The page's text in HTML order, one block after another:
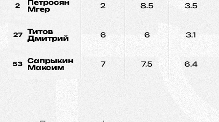
2
Петросян
Мгер
2 8.5 3.5
27
Титов
Дмитрий
6 6 3.1
53
Сапрыкин
Максим
7 7.5 6.4